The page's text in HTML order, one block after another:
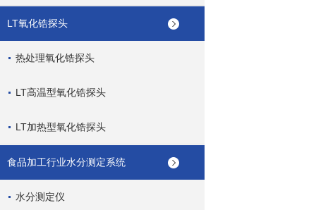
LT氧化锆探头
热处理氧化锆探头
LT高温型氧化锆探头
LT加热型氧化锆探头
食品加工行业水分测定系统
水分测定仪